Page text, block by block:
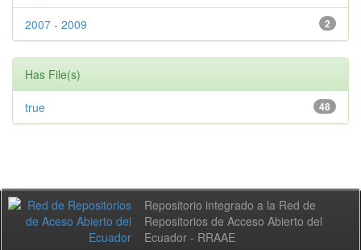
2
2007 - 2009
Has File(s)
48
true
Repositorio integrado a la Red de
Repositorios de Acceso Abierto del
Ecuador - RRAAE